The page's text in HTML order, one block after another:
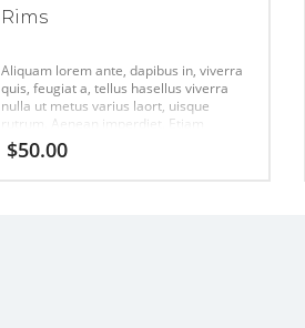
Rims
Aliquam lorem ante, dapibus in, viverra
quis, feugiat a, tellus hasellus viverra
nulla ut metus varius laort, uisque
rutrum. Aenean imperdiet. Etiam
ultricies nisi vel augue urabitur.
$50.00